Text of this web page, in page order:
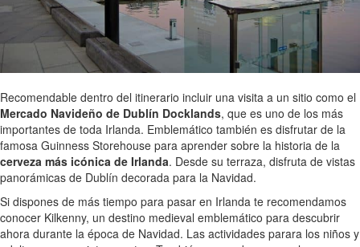
Recomendable dentro del itinerario incluir una visita a un sitio como el
Mercado Navideño de Dublín Docklands, que es uno de los más
importantes de toda Irlanda. Emblemático también es disfrutar de la
famosa Guinness Storehouse para aprender sobre la historia de la
cerveza más icónica de Irlanda. Desde su terraza, disfruta de vistas
panorámicas de Dublín decorada para la Navidad.
Si dispones de más tiempo para pasar en Irlanda te recomendamos
conocer Kilkenny, un destino medieval emblemático para descubrir
ahora durante la época de Navidad. Las actividades parara los niños y